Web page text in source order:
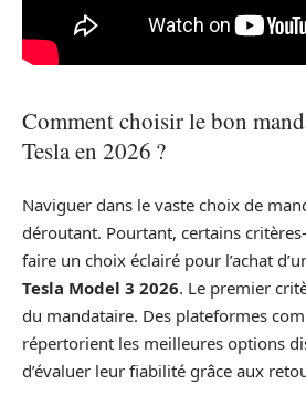
Comment choisir le bon
Tesla en 2026 ?
Naviguer dans le vaste choix de
déroutant. Pourtant, certains
faire un choix éclairé pour l’achat
Tesla Model 3 2026. Le premier
du mandataire. Des plateformes
répertorient les meilleures options
d’évaluer leur fiabilité grâce aux